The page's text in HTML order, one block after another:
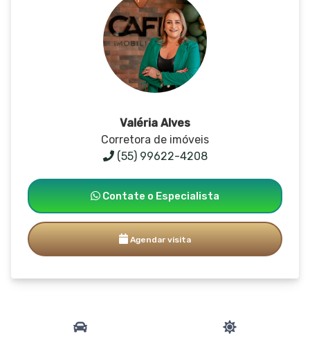
Valéria Alves
Corretora de imóveis
(55) 99622-4208
Contate o Especialista
Agendar visita